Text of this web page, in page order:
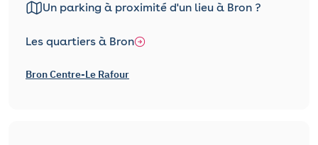
Un parking à proximité d'un lieu à Bron ?
Les quartiers à Bron
Bron Centre-Le Rafour